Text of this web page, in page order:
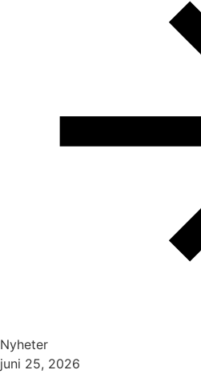
Nyheter
juni 25, 2026